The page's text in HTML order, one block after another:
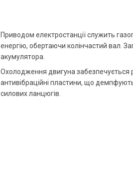
Приводом електростанції служить
енергію, обертаючи колінчастий вал.
акумулятора.
Охолодження двигуна забезпечується
антивібраційні пластини, що
силових ланцюгів.